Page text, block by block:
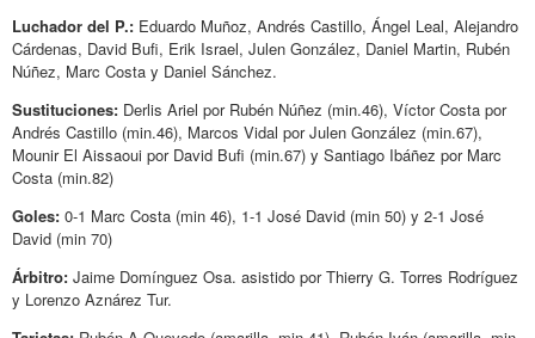
Luchador del P.: Eduardo Muñoz, Andrés Castillo, Ángel Leal, Alejandro
Cárdenas, David Bufi, Erik Israel, Julen González, Daniel Martin, Rubén
Núñez, Marc Costa y Daniel Sánchez.
Sustituciones: Derlis Ariel por Rubén Núñez (min.46), Víctor Costa por
Andrés Castillo (min.46), Marcos Vidal por Julen González (min.67),
Mounir El Aissaoui por David Bufi (min.67) y Santiago Ibáñez por Marc
Costa (min.82)
Goles: 0-1 Marc Costa (min 46), 1-1 José David (min 50) y 2-1 José
David (min 70)
Árbitro: Jaime Domínguez Osa. asistido por Thierry G. Torres Rodríguez
y Lorenzo Aznárez Tur.